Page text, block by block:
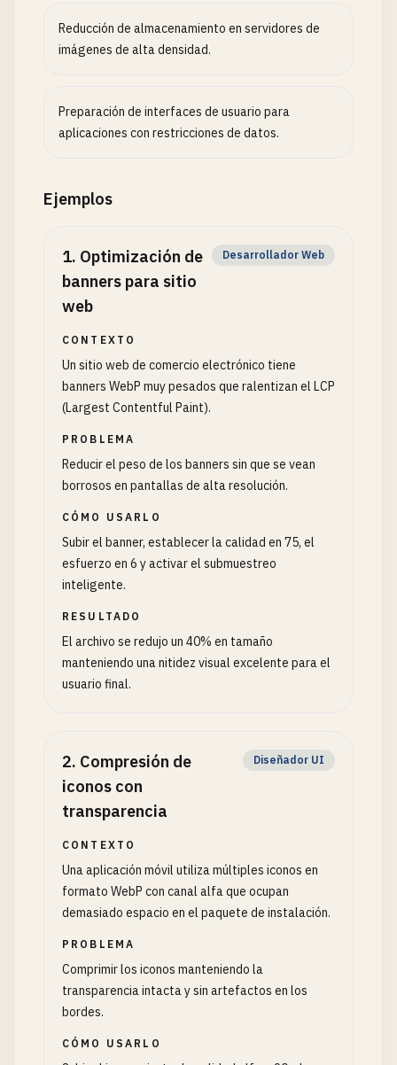
Reducción de almacenamiento en servidores de
imágenes de alta densidad.
Preparación de interfaces de usuario para
aplicaciones con restricciones de datos.
Ejemplos
1. Optimización de
banners para sitio
web
Desarrollador Web
CONTEXTO
Un sitio web de comercio electrónico tiene
banners WebP muy pesados que ralentizan el LCP
(Largest Contentful Paint).
PROBLEMA
Reducir el peso de los banners sin que se vean
borrosos en pantallas de alta resolución.
CÓMO USARLO
Subir el banner, establecer la calidad en 75, el
esfuerzo en 6 y activar el submuestreo
inteligente.
RESULTADO
El archivo se redujo un 40% en tamaño
manteniendo una nitidez visual excelente para el
usuario final.
2. Compresión de
iconos con
transparencia
Diseñador UI
CONTEXTO
Una aplicación móvil utiliza múltiples iconos en
formato WebP con canal alfa que ocupan
demasiado espacio en el paquete de instalación.
PROBLEMA
Comprimir los iconos manteniendo la
transparencia intacta y sin artefactos en los
bordes.
CÓMO USARLO